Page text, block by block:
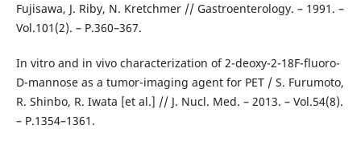
Fujisawa, J. Riby, N. Kretchmer // Gastroenterology. – 1991. –
Vol.101(2). – Р.360–367.
In vitro and in vivo characterization of 2-deoxy-2-18F-fluoro-
D-mannose as a tumor-imaging agent for PET / S. Furumoto,
R. Shinbo, R. Iwata [et al.] // J. Nucl. Med. – 2013. – Vol.54(8).
– Р.1354–1361.